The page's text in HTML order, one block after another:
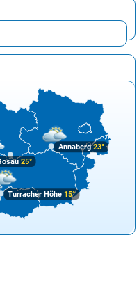
25°
Annaberg23°
Turracher Höhe 15°